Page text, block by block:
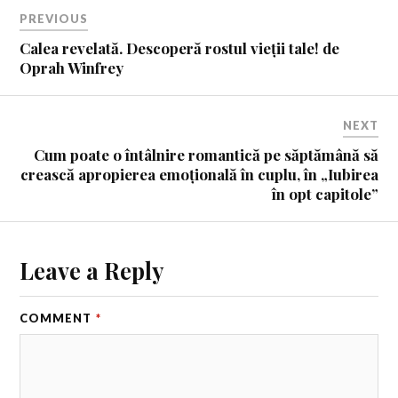
PREVIOUS
Calea revelată. Descoperă rostul vieții tale! de
Oprah Winfrey
NEXT
Cum poate o întâlnire romantică pe săptămână să
crească apropierea emoțională în cuplu, în „Iubirea
în opt capitole”
Leave a Reply
COMMENT *